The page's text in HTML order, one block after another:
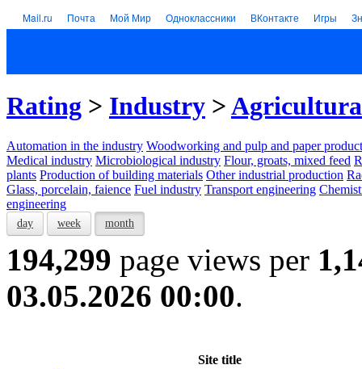
Mail.ru Почта Мой Мир Одноклассники ВКонтакте Игры
Rating > Industry >
Automation in the industry Woodworking and pulp and paper
Medical industry Microbiological industry Flour, groats, mixed feed
plants Production of building materials Other industrial production
Glass, porcelain, faience Fuel industry Transport engineering
engineering
day week month
194,299 page views per
03.05.2026 00:00.
Site title